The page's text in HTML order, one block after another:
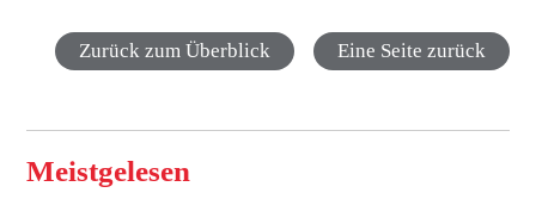
Zurück zum Überblick Eine Seite zurück
Meistgelesen